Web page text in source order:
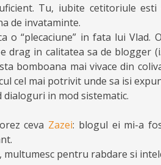
Tu, iubite cetitoriule esti
de invataminte.
o “plecaciune” in fata lui Vlad.
drag in calitatea sa de blogger
bomboana mai vivace din
cel mai potrivit unde sa isi
in mod sistematic.
ceva Zazei: blogul ei mi-a
pentru rabdare si